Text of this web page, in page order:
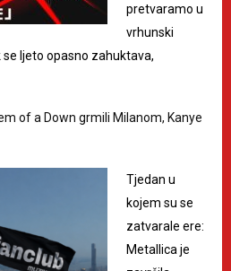
pretvaramo u
vrhunski
ljeto opasno zahuktava,
of a Down grmili Milanom, Kanye
Tjedan u
kojem su se
zatvarale ere:
Metallica je